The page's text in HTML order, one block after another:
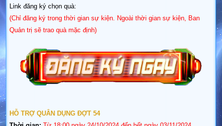
Link đăng ký chọn quà:
(Chỉ đăng ký trong thời gian sự kiện. Ngoài thời gian sự kiện, Ban
Quản trị sẽ trao quà mặc định)
HỖ TRỢ QUÂN DỤNG ĐỢT 54